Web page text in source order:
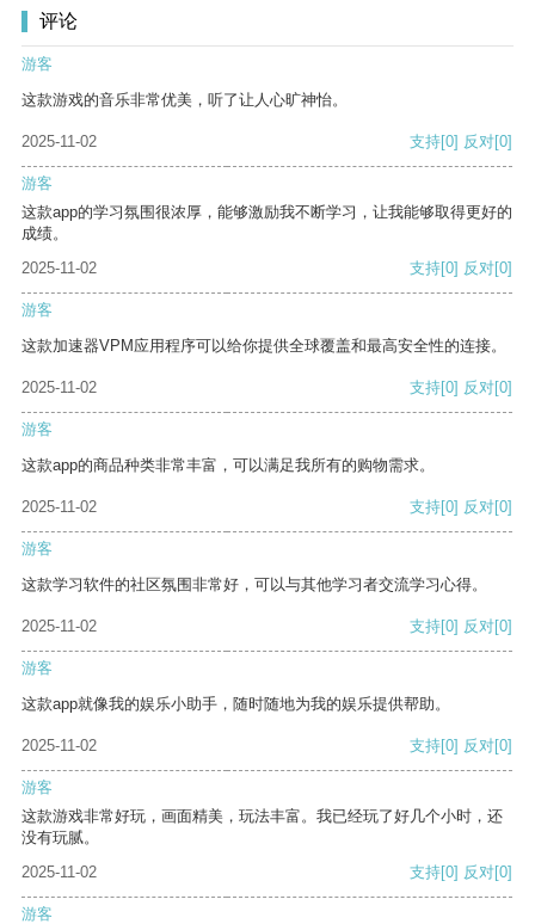
评论
游客
这款游戏的音乐非常优美，听了让人心旷神怡。
2025-11-02 支持[0] 反对[0]
游客
这款app的学习氛围很浓厚，能够激励我不断学习，让我能够取得更好的
成绩。
2025-11-02
支持[0] 反对[0]
游客
这款加速器VPM应用程序可以给你提供全球覆盖和最高安全性的连接。
2025-11-02 支持[0] 反对[0]
游客
这款app的商品种类非常丰富，可以满足我所有的购物需求。
2025-11-02 支持[0] 反对[0]
游客
这款学习软件的社区氛围非常好，可以与其他学习者交流学习心得。
2025-11-02 支持[0] 反对[0]
游客
这款app就像我的娱乐小助手，随时随地为我的娱乐提供帮助。
2025-11-02 支持[0] 反对[0]
游客
这款游戏非常好玩，画面精美，玩法丰富。我已经玩了好几个小时，还
没有玩腻。
2025-11-02
支持[0] 反对[0]
游客